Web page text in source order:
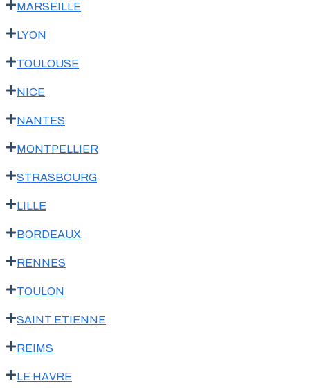
MARSEILLE
LYON
TOULOUSE
NICE
NANTES
MONTPELLIER
STRASBOURG
LILLE
BORDEAUX
RENNES
TOULON
SAINT ETIENNE
REIMS
LE HAVRE